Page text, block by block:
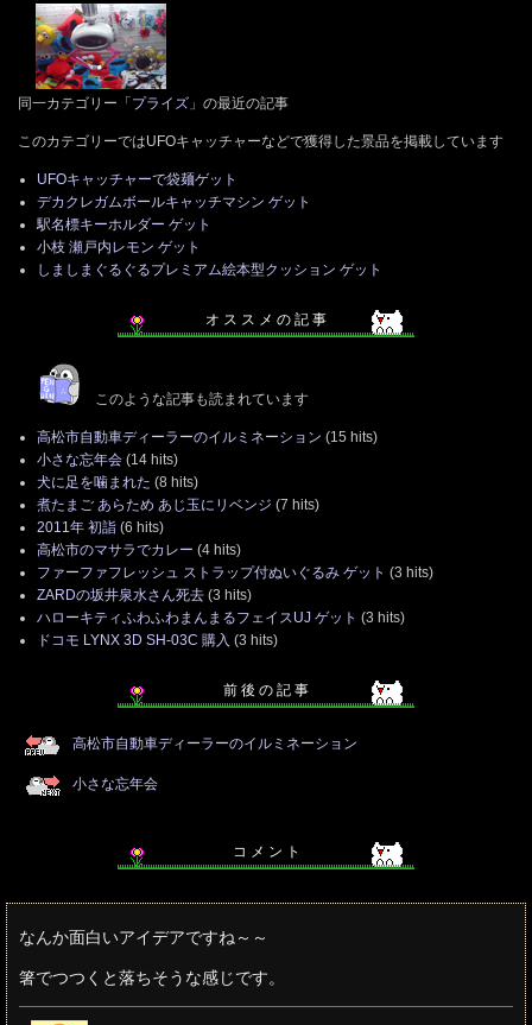
同一カテゴリー「プライズ 」の最近の記事
このカテゴリーではUFOキャッチャーなどで獲得した景品を掲載しています
UFOキャッチャーで袋麺ゲット
デカクレガムボールキャッチマシン ゲット
駅名標キーホルダー ゲット
小枝 瀬戸内レモン ゲット
しましまぐるぐるプレミアム絵本型クッション ゲット
オ ス ス メ の 記 事
このような記事も読まれています
高松市自動車ディーラーのイルミネーション (15 hits)
小さな忘年会 (14 hits)
犬に足を噛まれた (8 hits)
煮たまご あらため あじ玉にリベンジ (7 hits)
2011年 初詣 (6 hits)
高松市のマサラでカレー (4 hits)
ファーファフレッシュ ストラップ付ぬいぐるみ ゲット (3 hits)
ZARDの坂井泉水さん死去 (3 hits)
ハローキティふわふわまんまるフェイスUJ ゲット (3 hits)
ドコモ LYNX 3D SH-03C 購入 (3 hits)
前 後 の 記 事
高松市自動車ディーラーのイルミネーション
小さな忘年会
コ メ ン ト
なんか面白いアイデアですね～～
箸でつつくと落ちそうな感じです。